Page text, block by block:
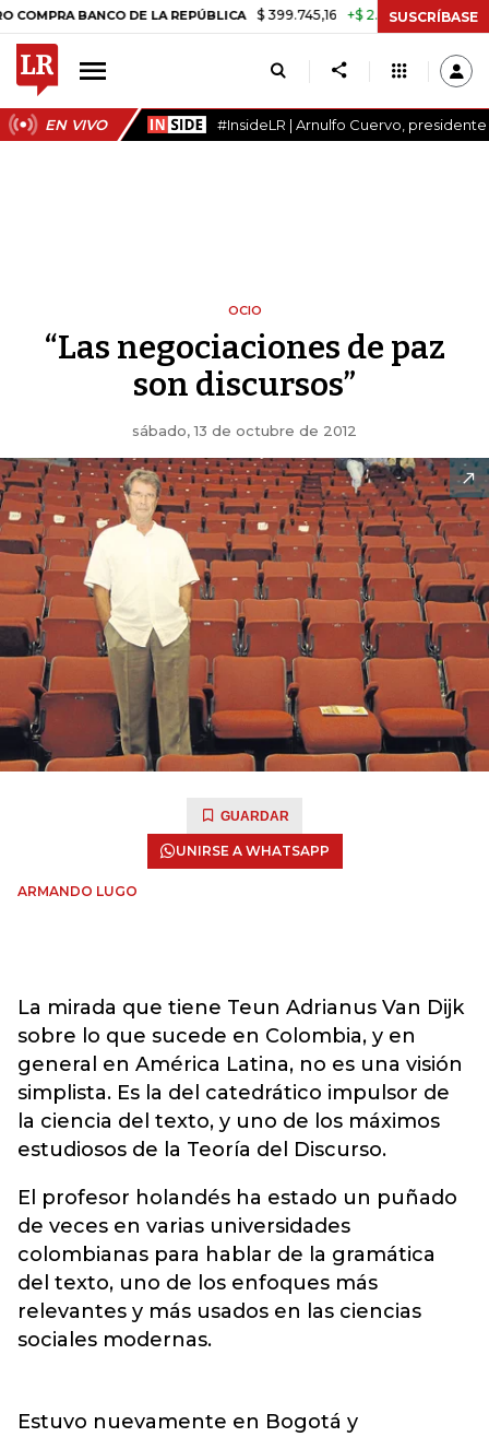
DE LA REPÚBLICA $ 399.745,16 +$ 2.295,71 +0,58% TASA
SUSCRÍBASE
EN VIVO #InsideLR | Arnulfo Cuervo,
OCIO
“Las negociaciones de paz
son discursos”
sábado, 13 de octubre de 2012
GUARDAR
UNIRSE A WHATSAPP
ARMANDO LUGO
La mirada que tiene Teun Adrianus Van Dijk
sobre lo que sucede en Colombia, y en
general en América Latina, no es una visión
simplista. Es la del catedrático impulsor de
la ciencia del texto, y uno de los máximos
estudiosos de la Teoría del Discurso.
El profesor holandés ha estado un puñado
de veces en varias universidades
colombianas para hablar de la gramática
del texto, uno de los enfoques más
relevantes y más usados en las ciencias
sociales modernas.
Estuvo nuevamente en Bogotá y